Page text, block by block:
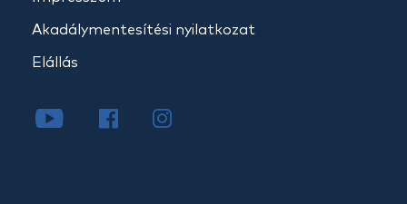
Akadálymentesítési nyilatkozat
Elállás